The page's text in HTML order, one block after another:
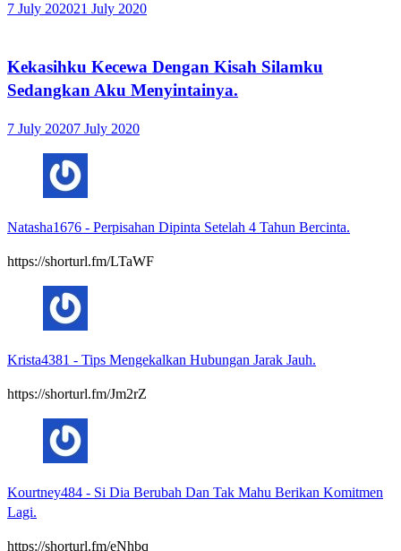
7 July 202021 July 2020
Kekasihku Kecewa Dengan Kisah Silamku
Sedangkan Aku Menyintainya.
7 July 20207 July 2020
Natasha1676 - Perpisahan Dipinta Setelah 4 Tahun Bercinta.
https://shorturl.fm/LTaWF
Krista4381 - Tips Mengekalkan Hubungan Jarak Jauh.
https://shorturl.fm/Jm2rZ
Kourtney484 - Si Dia Berubah Dan Tak Mahu Berikan Komitmen
Lagi.
https://shorturl.fm/eNhbq